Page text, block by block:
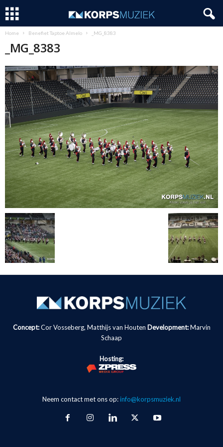
Home Benefiet Taptoe Almelo _MG_8383
_MG_8383
Concept:Cor Vosseberg, Matthijs van Houten Development: Marvin
Schaap
Hosting:
Neem contact met ons op:info@korpsmuziek.nl